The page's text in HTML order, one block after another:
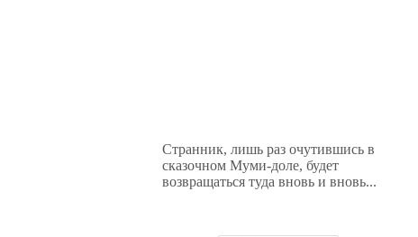
Странник, лишь раз очутившись в
сказочном Муми-доле, будет
возвращаться туда вновь и вновь...